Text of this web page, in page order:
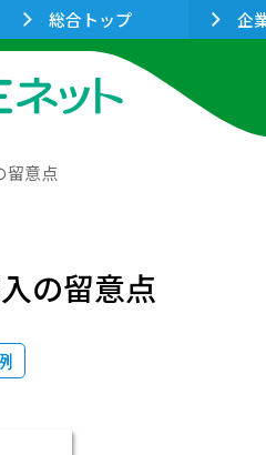
総合トップ 企
留意点
の留意点